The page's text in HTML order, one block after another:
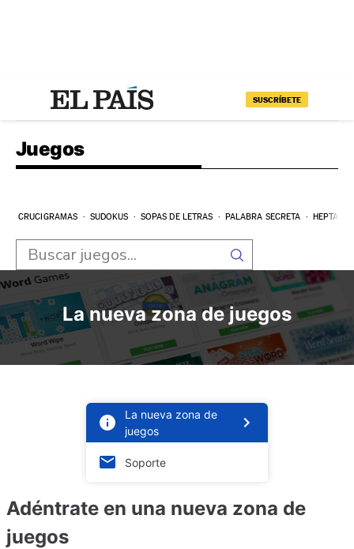
SUSCRÍBETE
Juegos
CRUCIGRAMAS SUDOKUS SOPAS DE LETRAS PALABRA SECRETA
La nueva zona de juegos
La nueva zona de
juegos
Soporte
Adéntrate en una nueva zona de
juegos